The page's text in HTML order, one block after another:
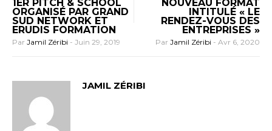
1ER PITCH & SCHOOL
ORGANISÉ PAR GRAND
SUD NETWORK ET
ERUDIS FORMATION
Par Jamil Zéribi - Juin 29, 2019
NOUVEAU FORMAT
INTITULÉ « LE
RENDEZ-VOUS DES
ENTREPRISES »
Par Jamil Zéribi - Avr 6, 2020
JAMIL ZÉRIBI